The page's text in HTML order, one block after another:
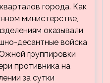
города. Как
министерстве,
оказывали
десантные войска
группировки
противника на
за сутки